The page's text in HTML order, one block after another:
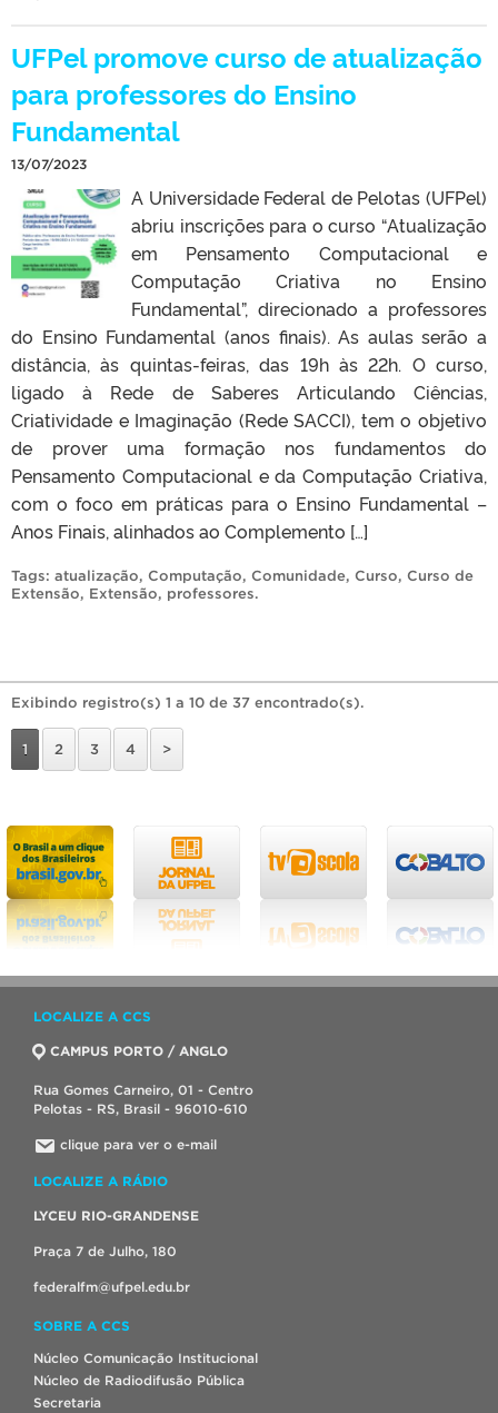
UFPel promove curso de atualização
para professores do Ensino
Fundamental
13/07/2023
A Universidade Federal de Pelotas (UFPel)
abriu inscrições para o curso “Atualização
em Pensamento Computacional e
Computação Criativa no Ensino
Fundamental”, direcionado a professores
do Ensino Fundamental (anos finais). As aulas serão a
distância, às quintas-feiras, das 19h às 22h. O curso,
ligado à Rede de Saberes Articulando Ciências,
Criatividade e Imaginação (Rede SACCI), tem o objetivo
de prover uma formação nos fundamentos do
Pensamento Computacional e da Computação Criativa,
com o foco em práticas para o Ensino Fundamental –
Anos Finais, alinhados ao Complemento […]
Tags: atualização, Computação, Comunidade, Curso, Curso de
Extensão, Extensão, professores.
Exibindo registro(s) 1 a 10 de 37 encontrado(s).
1 2 3 4 >
LOCALIZE A CCS
CAMPUS PORTO / ANGLO
Rua Gomes Carneiro, 01 - Centro
Pelotas - RS, Brasil - 96010-610
clique para ver o e-mail
LOCALIZE A RÁDIO
LYCEU RIO-GRANDENSE
Praça 7 de Julho, 180
federalfm@ufpel.edu.br
SOBRE A CCS
Núcleo Comunicação Institucional
Núcleo de Radiodifusão Pública
Secretaria